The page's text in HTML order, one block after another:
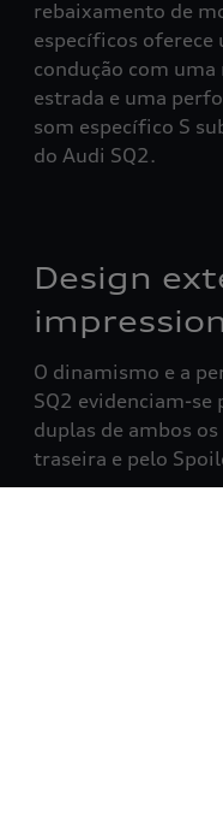
rebaixamento de
específicos oferece
condução com
estrada e uma
som específico S
do Audi SQ2.
Design
O dinamismo e a
SQ2 evidenciam-se
duplas de ambos
traseira e pelo